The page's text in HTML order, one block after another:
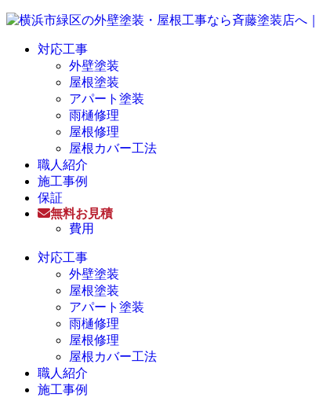
対応工事
外壁塗装
屋根塗装
アパート塗装
雨樋修理
屋根修理
屋根カバー工法
職人紹介
施工事例
保証
無料お見積
費用
対応工事
外壁塗装
屋根塗装
アパート塗装
雨樋修理
屋根修理
屋根カバー工法
職人紹介
施工事例